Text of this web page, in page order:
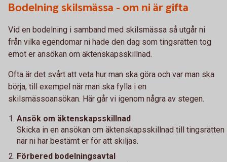
Bodelning skilsmässa - om ni är gifta
Vid en bodelning i samband med skilsmässa så utgår ni
från vilka egendomar ni hade den dag som tingsrätten tog
emot er ansökan om äktenskapsskillnad.
Ofta är det svårt att veta hur man ska göra och var man ska
börja, till exempel när man ska fylla i en
skilsmässoansökan. Här går vi igenom några av stegen.
Ansök om äktenskapsskillnad
Skicka in en ansökan om äktenskapsskillnad till tingsrätten
när ni har bestämt er för att skiljas.
Förbered bodelningsavtal